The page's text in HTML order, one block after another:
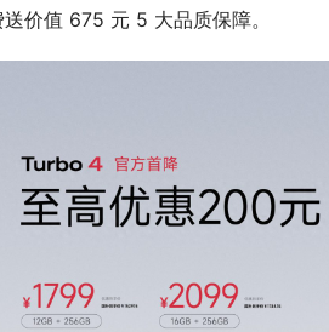
价值 675 元 5 大品质保障。